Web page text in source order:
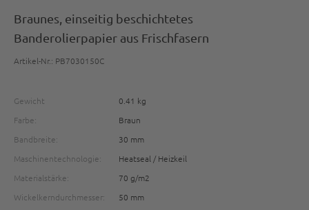
Braunes, einseitig beschichtetes
Banderolierpapier aus Frischfasern
Artikel-Nr.: PB7030150C
Gewicht
0.41 kg
Farbe:
Braun
Bandbreite:
30 mm
Maschinentechnologie:
Heatseal / Heizkeil
Materialstärke:
70 g/m2
Wickelkerndurchmesser:
50 mm